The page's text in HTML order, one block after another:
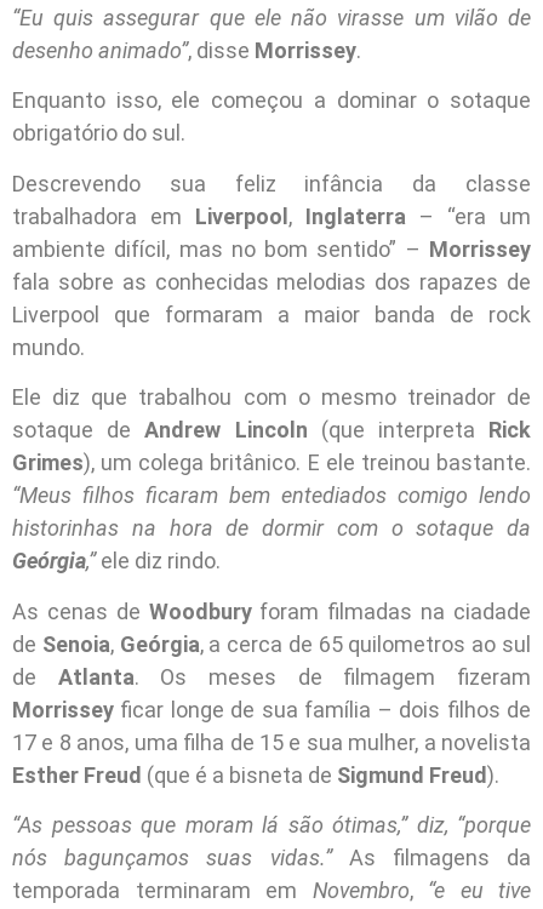
“Eu quis assegurar que ele não virasse um vilão de
desenho animado”, disse Morrissey.
Enquanto isso, ele começou a dominar o sotaque
obrigatório do sul.
Descrevendo sua feliz infância da classe
trabalhadora em Liverpool, Inglaterra – “era um
ambiente difícil, mas no bom sentido” – Morrissey
fala sobre as conhecidas melodias dos rapazes de
Liverpool que formaram a maior banda de rock
mundo.
Ele diz que trabalhou com o mesmo treinador de
sotaque deAndrew Lincoln (que interpreta Rick
Grimes), um colega britânico. E ele treinou bastante.
“Meus filhos ficaram bem entediados comigo lendo
historinhas na hora de dormir com o sotaque da
Geórgia,”ele diz rindo.
As cenas de Woodburyforam filmadas na ciadade
de Senoia, Geórgia, a cerca de 65 quilometros ao sul
de Atlanta. Os meses de filmagem fizeram
Morrissey ficar longe de sua família – dois filhos de
17 e 8 anos, uma filha de 15 e sua mulher, a novelista
Esther Freud (que é a bisneta de Sigmund Freud).
“As pessoas que moram lá são ótimas,” diz, “porque
nós bagunçamos suas vidas.”As filmagens da
temporada terminaram em Novembro, “e eu tive